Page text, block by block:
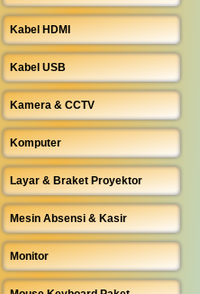
Kabel HDMI
Kabel USB
Kamera & CCTV
Komputer
Layar & Braket Proyektor
Mesin Absensi & Kasir
Monitor